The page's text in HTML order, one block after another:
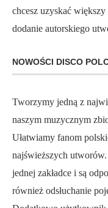
chcesz uzyskać większy
dodanie autorskiego
NOWOŚCI DISCO
Tworzymy jedną z
naszym muzycznym
Ułatwiamy fanom
najświeższych utworów.
jednej zakładce i są
również odsłuchanie